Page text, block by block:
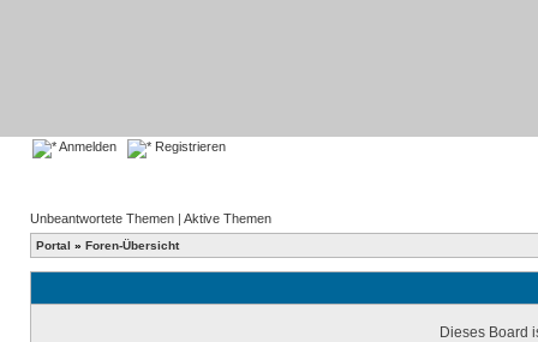
Anmelden Registrieren
Unbeantwortete Themen | Aktive Themen
Portal » Foren-Übersicht
Dieses Board